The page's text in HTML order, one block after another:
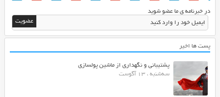
در خبرنامه ی ما عضو شوید
پست ها اخیر
پشتیبانی و نگهداری از ماشین پولسازی
سه‌شنبه ، 13 آگوست